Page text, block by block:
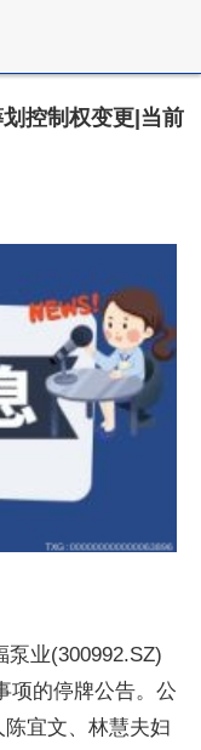
控制权变更|当前
泵业(300992.SZ)
项的停牌公告。公
宜文、林慧夫妇